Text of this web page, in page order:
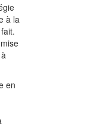
à la
en